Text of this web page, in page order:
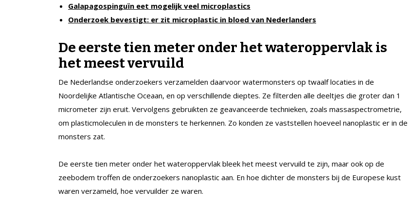
Galapagospinguïn eet mogelijk veel microplastics
Onderzoek bevestigt: er zit microplastic in bloed van Nederlanders
De eerste tien meter onder het wateroppervlak is
het meest vervuild
De Nederlandse onderzoekers verzamelden daarvoor watermonsters op twaalf locaties in de
Noordelijke Atlantische Oceaan, en op verschillende dieptes. Ze filterden alle deeltjes die groter dan 1
micrometer zijn eruit. Vervolgens gebruikten ze geavanceerde technieken, zoals massaspectrometrie,
om plasticmoleculen in de monsters te herkennen. Zo konden ze vaststellen hoeveel nanoplastic er in de
monsters zat.
De eerste tien meter onder het wateroppervlak bleek het meest vervuild te zijn, maar ook op de
zeebodem troffen de onderzoekers nanoplastic aan. En hoe dichter de monsters bij de Europese kust
waren verzameld, hoe vervuilder ze waren.